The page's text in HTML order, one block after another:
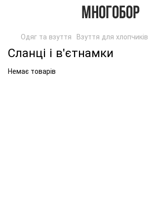
Одяг та взуття Взуття для хлопчиків
Сланці і в'єтнамки
Немає товарів